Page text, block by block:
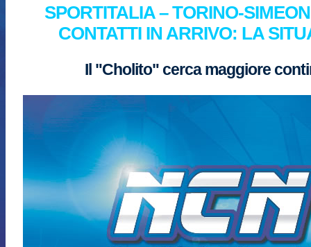
SPORTITALIA – TORINO-
CONTATTI IN ARRIVO: LA
Il "Cholito" cerca maggiore